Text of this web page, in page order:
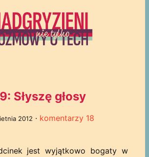
Słyszę głosy
2012 · komentarzy 18
jest wyjątkowo bogaty w